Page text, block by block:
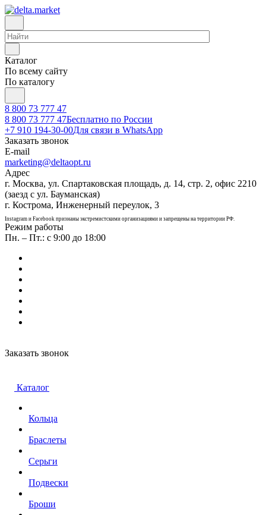
Каталог
По всему сайту
По каталогу
8 800 73 777 47
8 800 73 777 47Бесплатно по России
+7 910 194-30-00Для связи в WhatsApp
Заказать звонок
E-mail
marketing@deltaopt.ru
Адрес
г. Москва, ул. Спартаковская площадь, д. 14, стр. 2, офис 2210
(заезд с ул. Бауманская)
г. Кострома, Инженерный переулок, 3
Instagram и Facebook признаны экстремистскими организациями и запрещены на территории РФ.
Режим работы
Пн. – Пт.: с 9:00 до 18:00
Заказать звонок
Каталог
Кольца
Браслеты
Серьги
Подвески
Броши